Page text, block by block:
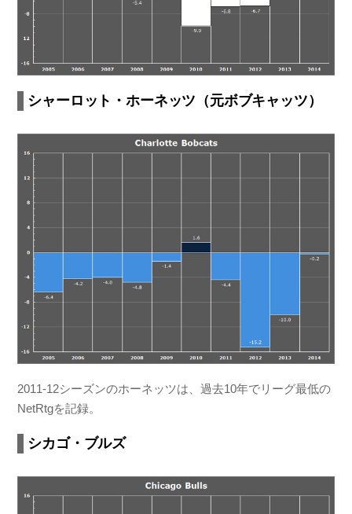
シャーロット・ホーネッツ（元ボブキャッツ）
2011-12シーズンのホーネッツは、過去10年でリーグ最低の
NetRtgを記録。
シカゴ・ブルズ